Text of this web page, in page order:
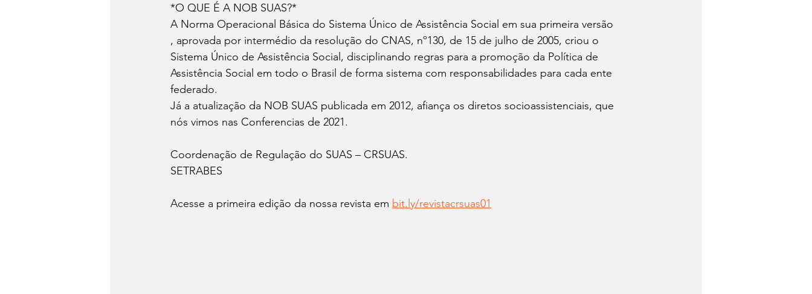
*O QUE É A NOB SUAS?*
A Norma Operacional Básica do Sistema Único de Assistência Social em sua primeira versão
, aprovada por intermédio da resolução do CNAS, nº130, de 15 de julho de 2005, criou o
Sistema Único de Assistência Social, disciplinando regras para a promoção da Política de
Assistência Social em todo o Brasil de forma sistema com responsabilidades para cada ente
federado.
Já a atualização da NOB SUAS publicada em 2012, afiança os diretos socioassistenciais, que
nós vimos nas Conferencias de 2021.
Coordenação de Regulação do SUAS – CRSUAS.
SETRABES
Acesse a primeira edição da nossa revista em bit.ly/revistacrsuas01